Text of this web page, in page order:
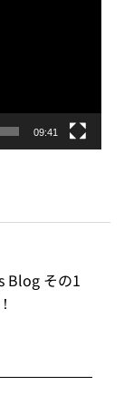
09:41
Blog その1